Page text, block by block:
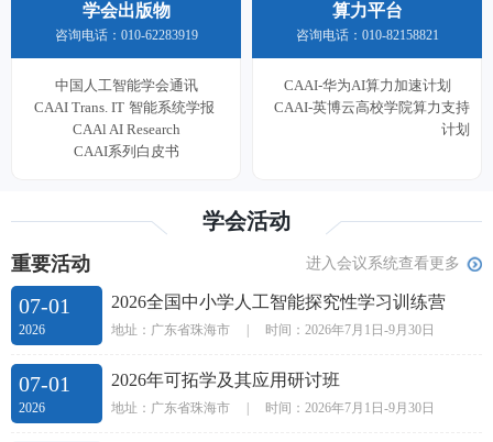
学会出版物
咨询电话：010-62283919
中国人工智能学会通讯
CAAI Trans. IT 智能系统学报
CAAl AI Research
CAAI系列白皮书
算力平台
咨询电话：010-82158821
CAAI-华为AI算力加速计划
CAAI-英博云高校学院算力支持
计划
学会活动
重要活动 进入会议系统查看更多
07-01
2026
2026全国中小学人工智能探究性学习训练营
地址：广东省珠海市 | 时间：2026年7月1日-9月30日
07-01
2026
2026年可拓学及其应用研讨班
地址：广东省珠海市 | 时间：2026年7月1日-9月30日